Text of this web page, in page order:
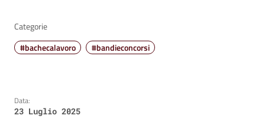
Categorie
#bachecalavoro
#bandieconcorsi
Data:
23 Luglio 2025